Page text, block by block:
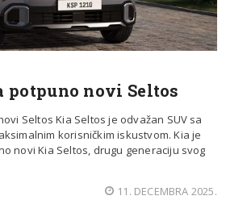
potpuno novi Seltos
Seltos Kia Seltos je odvažan SUV sa
korisničkim iskustvom. Kia je
novi Kia Seltos, drugu generaciju svog
11. DECEMBRA 2025.